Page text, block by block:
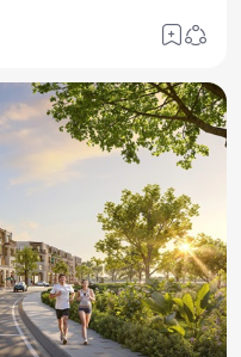
cơ hội kép cho người